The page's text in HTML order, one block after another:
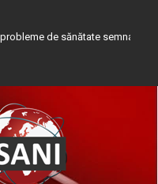
de sănătate semnalează